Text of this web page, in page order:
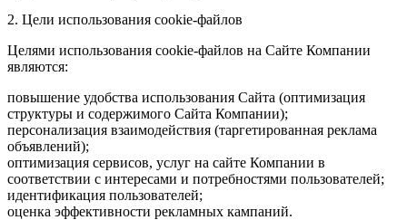
2. Цели использования cookie-файлов
Целями использования cookie-файлов на Сайте Компании
являются:
повышение удобства использования Сайта (оптимизация
структуры и содержимого Сайта Компании);
персонализация взаимодействия (таргетированная реклама
объявлений);
оптимизация сервисов, услуг на сайте Компании в
соответствии с интересами и потребностями пользователей;
идентификация пользователей;
оценка эффективности рекламных кампаний.